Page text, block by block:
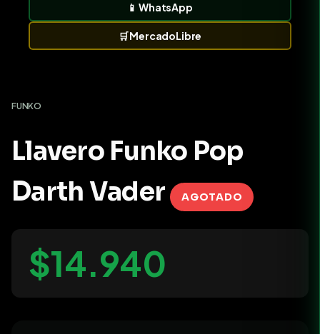
📱WhatsApp
🛒MercadoLibre
FUNKO
Llavero Funko Pop
Darth Vader
AGOTADO
$14.940